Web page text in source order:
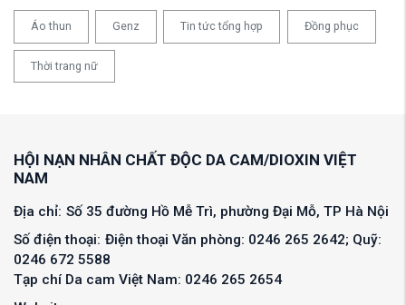
Áo thun Genz Tin tức tổng hợp Đồng phục
Thời trang nữ
HỘI NẠN NHÂN CHẤT ĐỘC DA CAM/DIOXIN VIỆT
NAM
Địa chỉ: Số 35 đường Hồ Mễ Trì, phường Đại Mỗ, TP Hà Nội
Số điện thoại: Điện thoại Văn phòng: 0246 265 2642; Quỹ:
0246 672 5588
Tạp chí Da cam Việt Nam: 0246 265 2654